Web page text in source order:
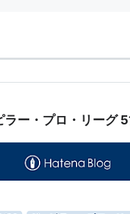
ー・プロ・リーグ